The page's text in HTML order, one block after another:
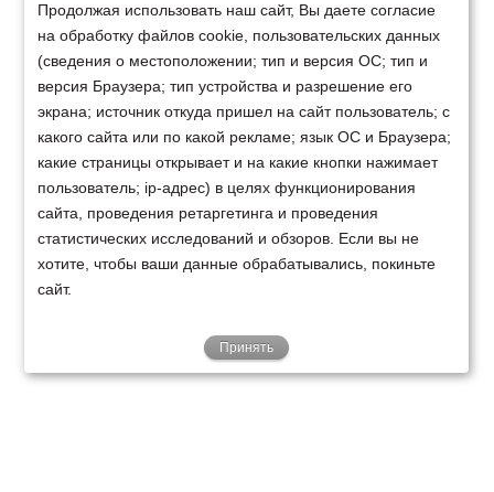
Продолжая использовать наш сайт, Вы даете согласие
на обработку файлов cookie, пользовательских данных
(сведения о местоположении; тип и версия ОС; тип и
версия Браузера; тип устройства и разрешение его
экрана; источник откуда пришел на сайт пользователь; с
какого сайта или по какой рекламе; язык ОС и Браузера;
какие страницы открывает и на какие кнопки нажимает
пользователь; ip-адрес) в целях функционирования
сайта, проведения ретаргетинга и проведения
статистических исследований и обзоров. Если вы не
хотите, чтобы ваши данные обрабатывались, покиньте
сайт.
Принять